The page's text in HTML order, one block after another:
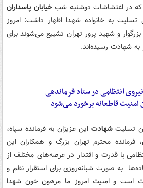
که در اغتشاشات دوشنبه شب خیابان پاسداران
به خانواده شهدا اظهار داشت: امروز
و شهید پرور تهران تشییع می‌شوند برای
شهادت رسیده‌اند.
انتظامی در ستاد فرماندهی
امنیت قاطعانه برخورد می‌شود
تسلیتشهادت این عزیزان به فرمانده سپاه،
، فرمانده محترم تهران بزرگ و همکاران این
با قدرت و اقتدار در عرصه‌های مختلف از
به صورت شبانه‌روزی برای استقرار نظم و
است و امنیت امروز ما مرهون خون شهدا